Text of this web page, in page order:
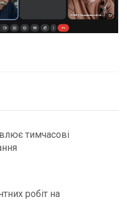
тимчасові
робіт на